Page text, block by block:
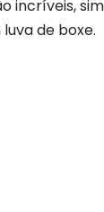
incríveis,
de boxe.